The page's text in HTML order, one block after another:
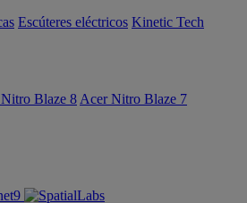
Escúteres eléctricos Kinetic Tech
Blaze 8 Acer Nitro Blaze 7